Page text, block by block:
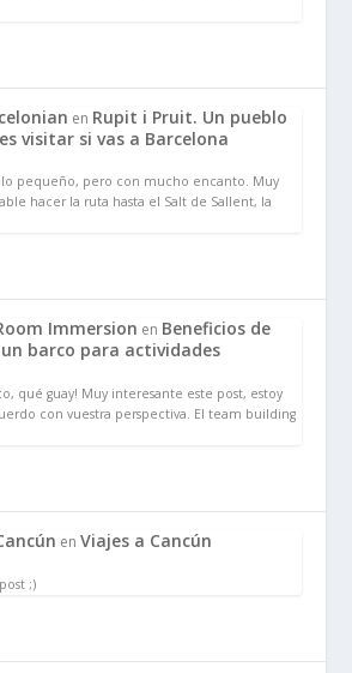
en Rupit i Pruit. Un pueblo
visitar si vas a Barcelona
pequeño, pero con mucho encanto. Muy
hacer la ruta hasta el Salt de Sallent, la
Immersion en Beneficios de
barco para actividades
qué guay! Muy interesante este post, estoy
con vuestra perspectiva. El team building
enViajes a Cancún
;)